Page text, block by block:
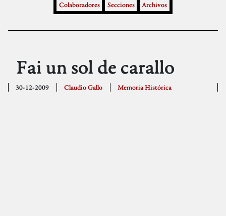
Colaboradores Secciones Archivos
Fai un sol de carallo
30-12-2009 Claudio Gallo Memoria Histórica